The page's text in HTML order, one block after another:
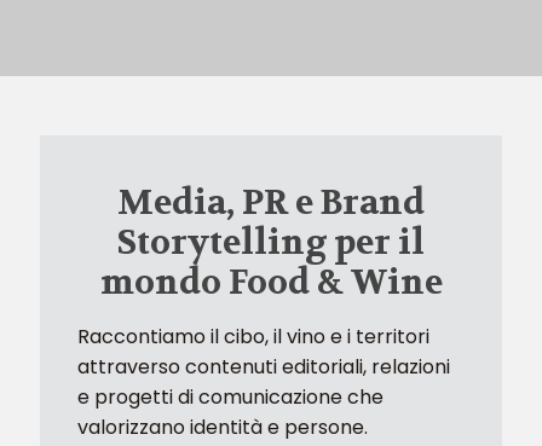
Media, PR e Brand
Storytelling per il
mondo Food & Wine
Raccontiamo il cibo, il vino e i territori
attraverso contenuti editoriali, relazioni
e progetti di comunicazione che
valorizzano identità e persone.